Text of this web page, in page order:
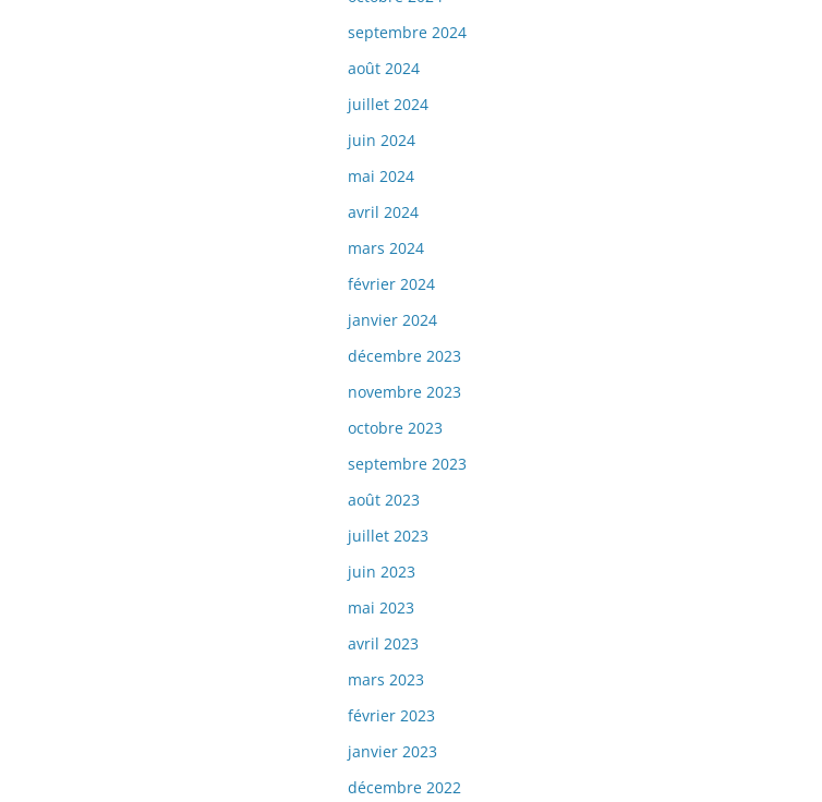
septembre 2024
août 2024
juillet 2024
juin 2024
mai 2024
avril 2024
mars 2024
février 2024
janvier 2024
décembre 2023
novembre 2023
octobre 2023
septembre 2023
août 2023
juillet 2023
juin 2023
mai 2023
avril 2023
mars 2023
février 2023
janvier 2023
décembre 2022